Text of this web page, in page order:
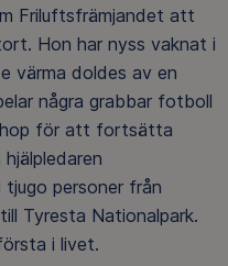
Friluftsfrämjandet att
Hon har nyss vaknat i
värma doldes av en
några grabbar fotboll
ihop för att fortsätta
personer från
Tyresta Nationalpark.
i livet.